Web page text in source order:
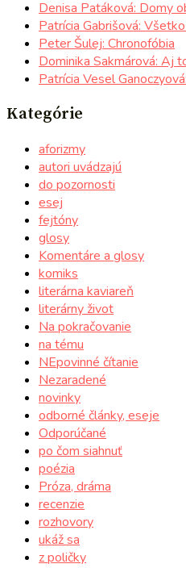
Denisa Patáková: Domy
Patrícia Gabrišová:
Peter Šulej: Chronofóbia
Dominika Sakmárová: Aj
Patrícia Vesel
Kategórie
aforizmy
autori uvádzajú
do pozornosti
esej
fejtóny
glosy
Komentáre a glosy
komiks
literárna kaviareň
literárny život
Na pokračovanie
na tému
NEpovinné čítanie
Nezaradené
novinky
odborné články, eseje
Odporúčané
po čom siahnuť
poézia
Próza, dráma
recenzie
rozhovory
ukáž sa
z poličky